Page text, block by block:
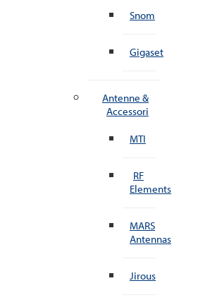
Snom
Gigaset
Antenne &
Accessori
MTI
RF
Elements
MARS
Antennas
Jirous